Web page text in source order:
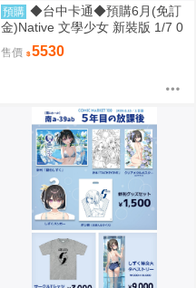
預購 ◆台中卡通◆預購6月(免訂
金)Native 文學少女 新裝版 1/7 0
917
售價 5530